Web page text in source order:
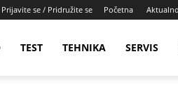
Prijavite se / Pridružite se Početna Aktualno
TEST TEHNIKA SERVIS